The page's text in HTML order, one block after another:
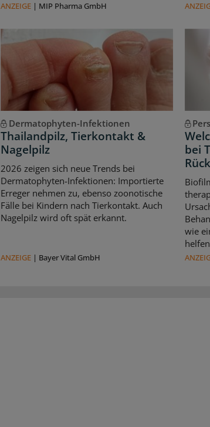
ANZEIGE | MIP Pharma GmbH
Dermatophyten-Infektionen
Thailandpilz, Tierkontakt &
Nagelpilz
2026 zeigen sich neue Trends bei
Dermatophyten-Infektionen: Importierte
Erreger nehmen zu, ebenso zoonotische
Fälle bei Kindern nach Tierkontakt. Auch
Nagelpilz wird oft spät erkannt.
ANZEIGE | Bayer Vital GmbH
bei
wie